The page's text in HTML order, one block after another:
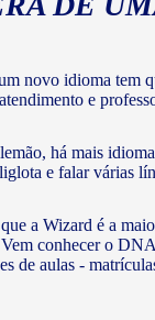
novo idioma tem
e
há mais
e falar várias
a Wizard é a
conhecer o
de aulas -